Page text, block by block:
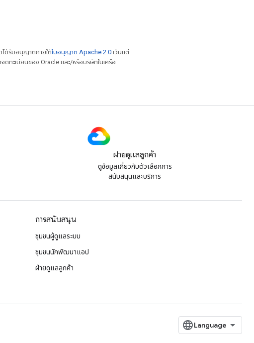
ได้รับอนุญาตภายใต้ใบอนุญาต Apache 2.0 เว้นแต่
ดทะเบียนของ Oracle และ/หรือบริษัทในเครือ
ฝ่ายดูแลลูกค้า
ดูข้อมูลเกี่ยวกับตัวเลือกการ
สนับสนุนและบริการ
การสนับสนุน
ชุมชนผู้ดูแลระบบ
ชุมชนนักพัฒนาแอป
ฝ่ายดูแลลูกค้า